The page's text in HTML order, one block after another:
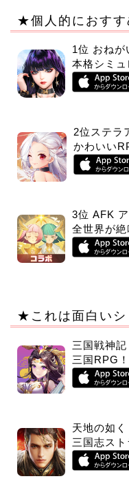
★個人的におす
1位 おねが
本格シミ
2位ステラ
かわいい
3位 AFK
全世界が絶
★これは面白い
三国戦神記
三国RPG！
天地の如く
三国志スト